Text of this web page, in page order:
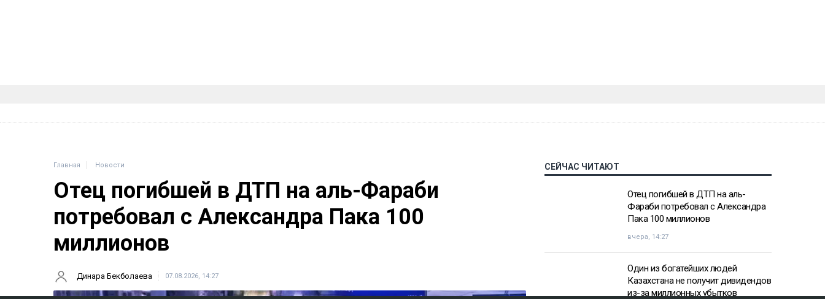
Главная Новости
Отец погибшей в ДТП на аль-Фараби
потребовал с Александра Пака 100
миллионов
Динара Бекболаева 07.08.2026, 14:27
СЕЙЧАС ЧИТАЮТ
Отец погибшей в ДТП на аль-
Фараби потребовал с Александра
Пака 100 миллионов
вчера, 14:27
Один из богатейших людей
Казахстана не получит дивидендов
из-за миллионных убытков